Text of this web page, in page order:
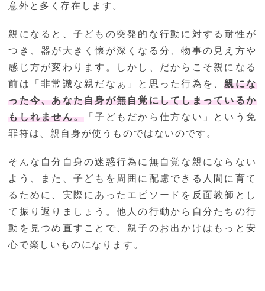
意外と多く存在します。
親になると、子どもの突発的な行動に対する耐性が
つき、器が大きく懐が深くなる分、物事の見え方や
感じ方が変わります。しかし、だからこそ親になる
前は「非常識な親だなぁ」と思った行為を、親にな
った今、あなた自身が無自覚にしてしまっているか
もしれません。 「子どもだから仕方ない」という免
罪符は、親自身が使うものではないのです。
そんな自分自身の迷惑行為に無自覚な親にならない
よう、また、子どもを周囲に配慮できる人間に育て
るために、実際にあったエピソードを反面教師とし
て振り返りましょう。他人の行動から自分たちの行
動を見つめ直すことで、親子のお出かけはもっと安
心で楽しいものになります。